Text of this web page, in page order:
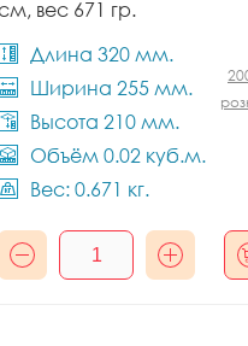
вес 671 гр.
Длина 320 мм.
Ширина 255 мм.
Высота 210 мм.
Объём 0.02 куб.м.
Вес: 0.671 кг.